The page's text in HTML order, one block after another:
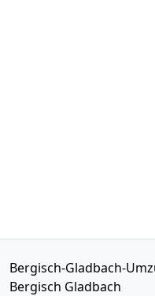
Bergisch-Gladbach-
Bergisch Gladbach